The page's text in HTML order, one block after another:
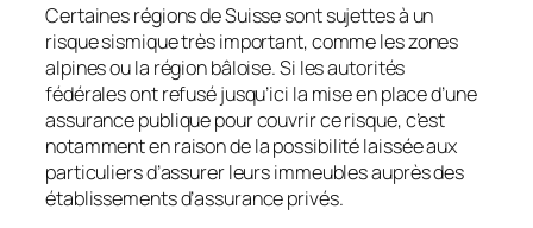
Certaines régions de Suisse sont sujettes à un
risque sismique très important, comme les zones
alpines ou la région bâloise. Si les autorités
fédérales ont refusé jusqu’ici la mise en place d’une
assurance publique pour couvrir ce risque, c’est
notamment en raison de la possibilité laissée aux
particuliers d’assurer leurs immeubles auprès des
établissements d’assurance privés.